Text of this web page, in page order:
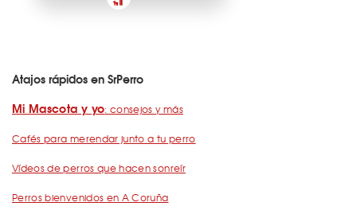
Atajos rápidos en SrPerro
Mi Mascota y yo: consejos y más
Cafés para merendar junto a tu perro
Vídeos de perros que hacen sonreír
Perros bienvenidos en A Coruña